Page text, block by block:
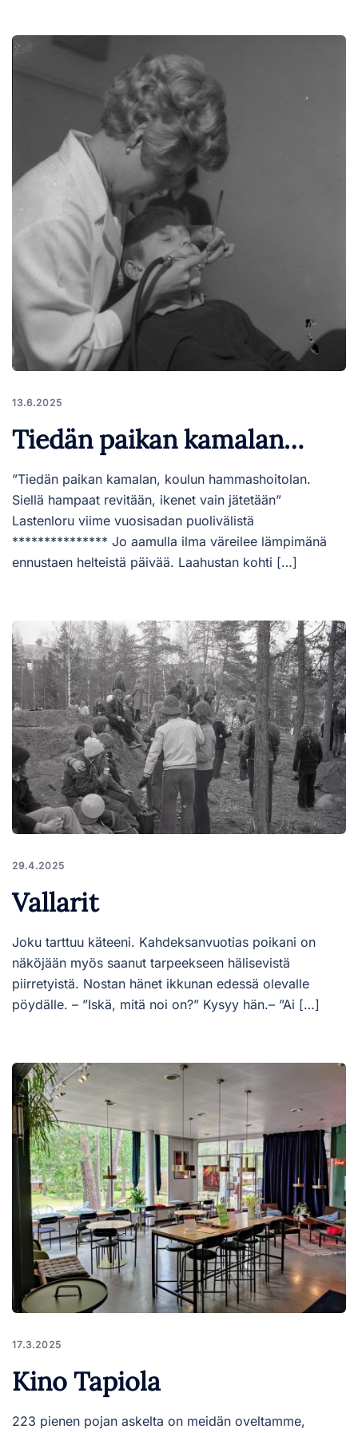
13.6.2025
Tiedän paikan kamalan…
”Tiedän paikan kamalan, koulun hammashoitolan.
Siellä hampaat revitään, ikenet vain jätetään”
Lastenloru viime vuosisadan puolivälistä
*************** Jo aamulla ilma väreilee lämpimänä
ennustaen helteistä päivää. Laahustan kohti […]
29.4.2025
Vallarit
Joku tarttuu käteeni. Kahdeksanvuotias poikani on
näköjään myös saanut tarpeekseen hälisevistä
piirretyistä. Nostan hänet ikkunan edessä olevalle
pöydälle. – ”Iskä, mitä noi on?” Kysyy hän.– ”Ai […]
17.3.2025
Kino Tapiola
223 pienen pojan askelta on meidän oveltamme,